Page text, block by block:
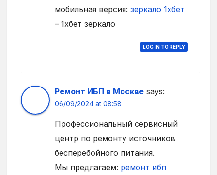
мобильная версия: зеркало 1хбет
– 1хбет зеркало
LOG IN TO REPLY
Ремонт ИБП в Москве says:
06/09/2024 at 08:58
Профессиональный сервисный
центр по ремонту источников
бесперебойного питания.
Мы предлагаем: ремонт ибп